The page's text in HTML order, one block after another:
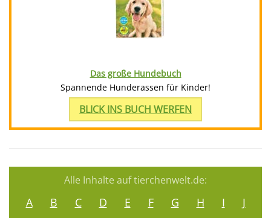
Das große Hundebuch
Spannende Hunderassen für Kinder!
BLICK INS BUCH WERFEN
Alle Inhalte auf tierchenwelt.de:
A B C D E F G H I
J